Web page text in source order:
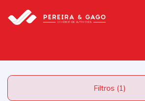
Filtros (1)